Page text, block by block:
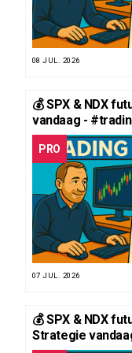
08 JUL. 2026
💰 SPX & NDX
vandaag -
PRO
07 JUL. 2026
💰 SPX & NDX
Strategie